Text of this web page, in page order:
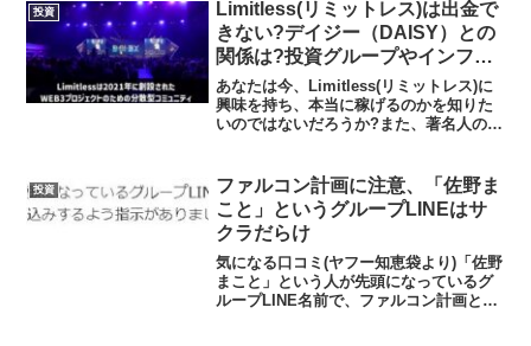
トであり、WOOX...
投資
Limitless(リミットレス)は出金で
きない?デイジー（DAISY）との
関係は?投資グループやインフル
エンサーで話題の副業の実態や実
践者の声、口コミや評判を調査し
ました
あなたは今、Limitless(リミットレス)に
興味を持ち、本当に稼げるのかを知りた
いのではないだろうか?また、著名人の広
内容なのかを調べようとしているので...
投資
ファルコン計画に注意、「佐野ま
こと」というグループLINEはサ
クラだらけ
気になる口コミ(ヤフー知恵袋より)「佐野
まこと」という人が先頭になっているグ
ループLINE名前で、ファルコン計画とい